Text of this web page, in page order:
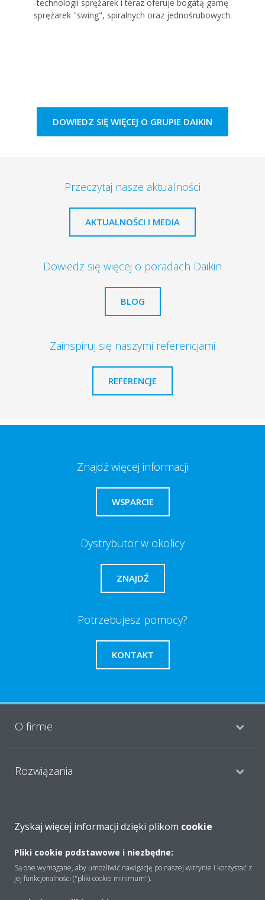
technologii sprężarek i teraz oferuje bogatą gamę
sprężarek "swing", spiralnych oraz jednośrubowych.
DOWIEDZ SIĘ WIĘCEJ O GRUPIE DAIKIN
Przeczytaj nasze aktualności
AKTUALNOŚCI I MEDIA
Dowiedz się więcej o poradach Daikin
BLOG
Zainspiruj się naszymi referencjami
REFERENCJE
Znajdź więcej informacji
WSPARCIE
Dystrybutor w okolicy
ZNAJDŹ
Potrzebujesz pomocy?
KONTAKT
O firmie
Rozwiązania
Produkty
Zyskaj więcej informacji dzięki plikom cookie
Pliki cookie podstawowe i niezbędne:
Są one wymagane, aby umożliwić nawigację po naszej witrynie i korzystać z
jej funkcjonalności ("pliki cookie minimum").